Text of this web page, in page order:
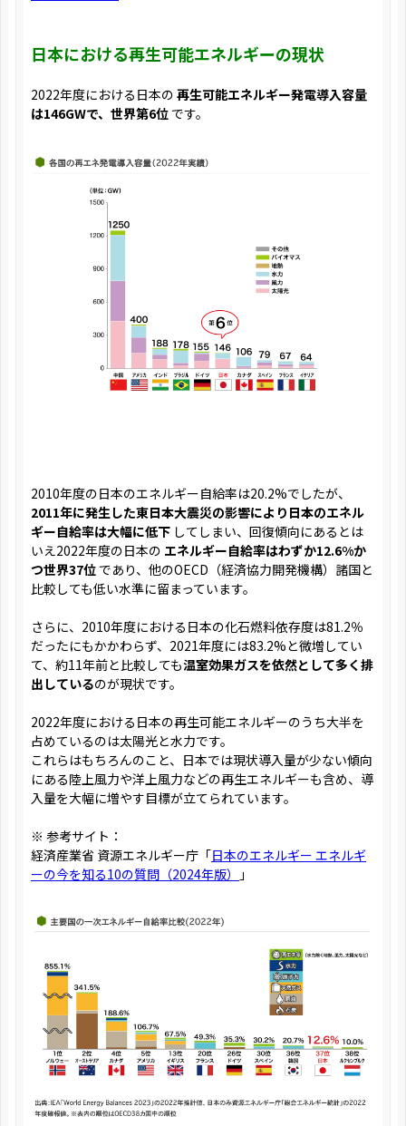
日本における再生可能エネルギーの現状
2022年度における日本の 再生可能エネルギー発電導入容量
は146GWで、世界第6位 です。
2010年度の日本のエネルギー自給率は20.2%でしたが、
2011年に発生した東日本大震災の影響により日本のエネル
ギー自給率は大幅に低下 してしまい、回復傾向にあるとは
いえ2022年度の日本の エネルギー自給率はわずか12.6%か
つ世界37位 であり、他のOECD（経済協力開発機構）諸国と
比較しても低い水準に留まっています。
さらに、2010年度における日本の化石燃料依存度は81.2％
だったにもかかわらず、2021年度には83.2%と微増してい
て、約11年前と比較しても温室効果ガスを依然として多く排
出しているのが現状です。
2022年度における日本の再生可能エネルギーのうち大半を
占めているのは太陽光と水力です。
これらはもちろんのこと、日本では現状導入量が少ない傾向
にある陸上風力や洋上風力などの再生エネルギーも含め、導
入量を大幅に増やす目標が立てられています。
※ 参考サイト：
経済産業省 資源エネルギー庁「日本のエネルギー エネルギ
ーの今を知る10の質問（2024年版）
」